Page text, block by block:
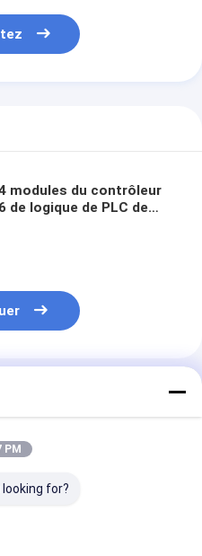
modules du contrôleur
de logique de PLC de
PM
for?